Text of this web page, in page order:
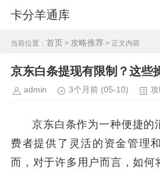
卡分羊通库
当前位置： 首页 > 攻略推荐 > 正文内容
京东白条提现有限制？这些
admin 3个月前 (05-10)
京东白条作为一种便捷的
费者提供了灵活的资金管理
而，对于许多用户而言，如何